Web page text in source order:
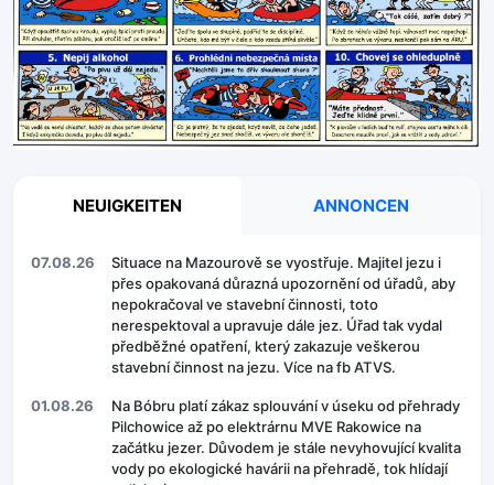
NEUIGKEITEN ANNONCEN
07.08.26
Situace na Mazourově se vyostřuje. Majitel jezu i
přes opakovaná důrazná upozornění od úřadů, aby
nepokračoval ve stavební činnosti, toto
nerespektoval a upravuje dále jez. Úřad tak vydal
předběžné opatření, který zakazuje veškerou
stavební činnost na jezu. Více na fb ATVS.
01.08.26
Na Bóbru platí zákaz splouvání v úseku od přehrady
Pilchowice až po elektrárnu MVE Rakowice na
začátku jezer. Důvodem je stále nevyhovující kvalita
vody po ekologické havárii na přehradě, tok hlídají